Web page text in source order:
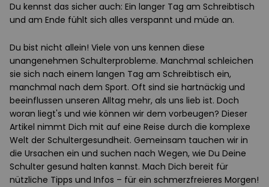
Du kennst das sicher auch: Ein langer Tag am Schreibtisch
und am Ende fühlt sich alles verspannt und müde an.
Du bist nicht allein! Viele von uns kennen diese
unangenehmen Schulterprobleme. Manchmal schleichen
sie sich nach einem langen Tag am Schreibtisch ein,
manchmal nach dem Sport. Oft sind sie hartnäckig und
beeinflussen unseren Alltag mehr, als uns lieb ist. Doch
woran liegt's und wie können wir dem vorbeugen? Dieser
Artikel nimmt Dich mit auf eine Reise durch die komplexe
Welt der Schultergesundheit. Gemeinsam tauchen wir in
die Ursachen ein und suchen nach Wegen, wie Du Deine
Schulter gesund halten kannst. Mach Dich bereit für
nützliche Tipps und Infos – für ein schmerzfreieres Morgen!